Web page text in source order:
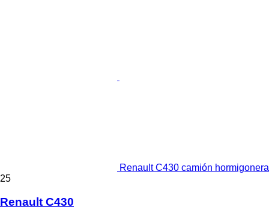
Renault C430 camión hormigonera
25
Renault C430